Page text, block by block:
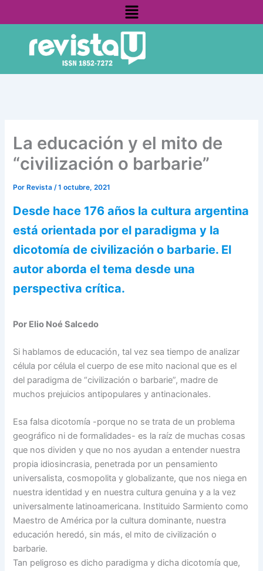
Menú
La educación y el mito de
“civilización o barbarie”
Por Revista/1 octubre, 2021
Desde hace 176 años la cultura argentina
está orientada por el paradigma y la
dicotomía de civilización o barbarie. El
autor aborda el tema desde una
perspectiva crítica.
Por Elio Noé Salcedo
Si hablamos de educación, tal vez sea tiempo de analizar
célula por célula el cuerpo de ese mito nacional que es el
del paradigma de “civilización o barbarie”, madre de
muchos prejuicios antipopulares y antinacionales.
Esa falsa dicotomía -porque no se trata de un problema
geográfico ni de formalidades- es la raíz de muchas cosas
que nos dividen y que no nos ayudan a entender nuestra
propia idiosincrasia, penetrada por un pensamiento
universalista, cosmopolita y globalizante, que nos niega en
nuestra identidad y en nuestra cultura genuina y a la vez
universalmente latinoamericana. Instituido Sarmiento como
Maestro de América por la cultura dominante, nuestra
educación heredó, sin más, el mito de civilización o
barbarie.
Tan peligroso es dicho paradigma y dicha dicotomía que,